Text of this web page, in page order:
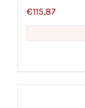
€115,87